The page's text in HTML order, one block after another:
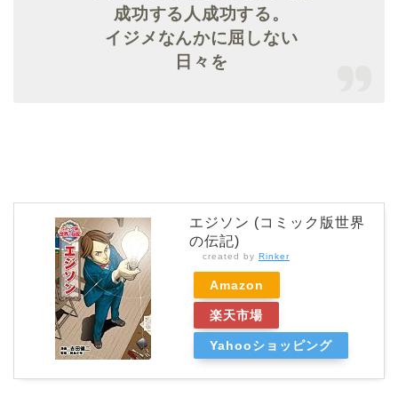
成功する人成功する。
イジメなんかに屈しない
日々を
エジソン (コミック版世界
の伝記)
created by Rinker
Amazon
楽天市場
Yahooショッピング